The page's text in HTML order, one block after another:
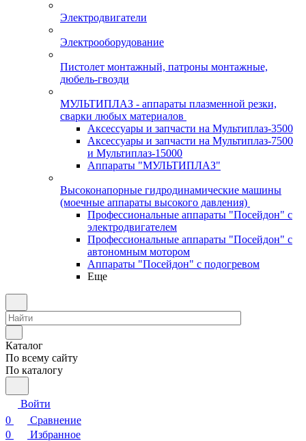
Электродвигатели
Электрооборудование
Пистолет монтажный, патроны монтажные,
дюбель-гвозди
МУЛЬТИПЛАЗ - аппараты плазменной резки,
сварки любых материалов
Аксессуары и запчасти на Мультиплаз-3500
Аксессуары и запчасти на Мультиплаз-7500
и Мультиплаз-15000
Аппараты "МУЛЬТИПЛАЗ"
Высоконапорные гидродинамические машины
(моечные аппараты высокого давления)
Профессиональные аппараты "Посейдон" с
электродвигателем
Профессиональные аппараты "Посейдон" с
автономным мотором
Аппараты "Посейдон" с подогревом
Еще
Каталог
По всему сайту
По каталогу
Войти
0
Сравнение
0
Избранное